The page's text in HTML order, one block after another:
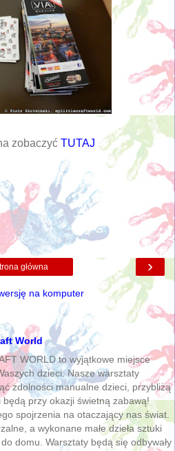
zobaczyć TUTAJ
›
główna
na komputer
World
WORLD to wyjątkowe miejsce
dzieci. Nasze warsztaty
zdolności manualne dzieci, przybliżą
przy okazji świetną zabawą!
spojrzenia na otaczający nas świat.
a wykonane małe dzieła sztuki
domu. Warsztaty będą się odbywały